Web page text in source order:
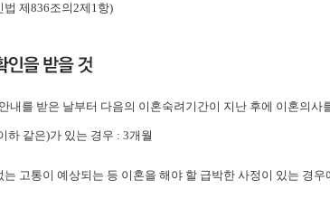
법 제836조의2제1항)
내를 받은 날부터 다음의 이혼숙려기간이 지난 후에 이혼의사
하 같은)가 있는 경우 : 3개월
고통이 예상되는 등 이혼을 해야 할 급박한 사정이 있는 경